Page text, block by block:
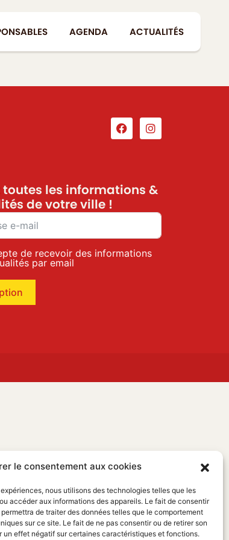
le consentement aux cookies
nous utilisons des technologies telles que les
accéder aux informations des appareils. Le fait de consentir
de traiter des données telles que le comportement
sur ce site. Le fait de ne pas consentir ou de retirer son
un effet négatif sur certaines caractéristiques et fonctions.
AGENDA ACTUALITÉS
toutes les informations &
de votre ville !
de recevoir des informations
par email